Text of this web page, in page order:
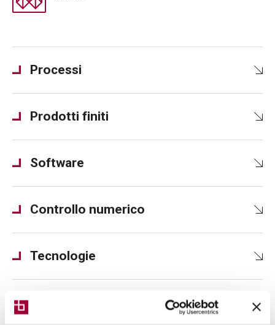
Processi
Prodotti finiti
Software
Controllo numerico
Tecnologie